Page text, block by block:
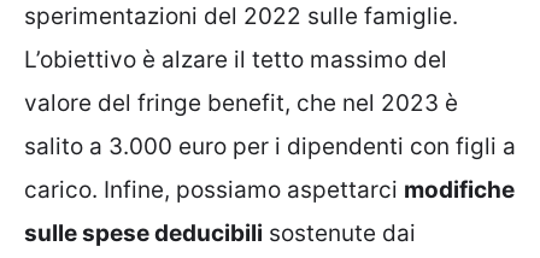
sperimentazioni del 2022 sulle famiglie.
L’obiettivo è alzare il tetto massimo del
valore del fringe benefit, che nel 2023 è
salito a 3.000 euro per i dipendenti con figli a
carico. Infine, possiamo aspettarci modifiche
sulle spese deducibili sostenute dai